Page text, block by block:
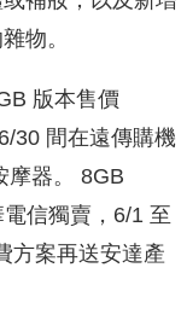
物。
版本售價
30 間在遠傳購機
摩器。 8GB
信獨賣，6/1 至
方案再送安達產